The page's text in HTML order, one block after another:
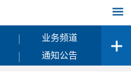
|
业务频道
| 通知公告